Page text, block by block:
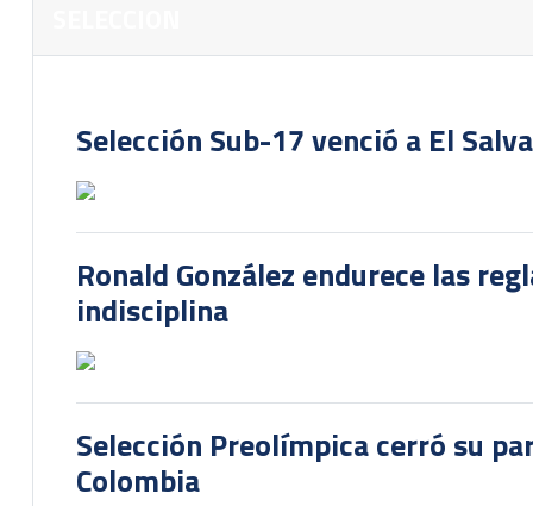
Selección Sub-17 venció a El
Ronald González endurece las
indisciplina
Selección Preolímpica cerró su
Colombia